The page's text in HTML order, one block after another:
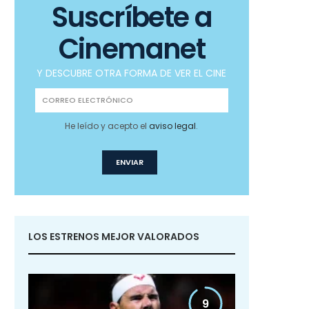
Suscríbete a
Cinemanet
Y DESCUBRE OTRA FORMA DE VER EL CINE
He leído y acepto elaviso legal.
LOS ESTRENOS MEJOR VALORADOS
9